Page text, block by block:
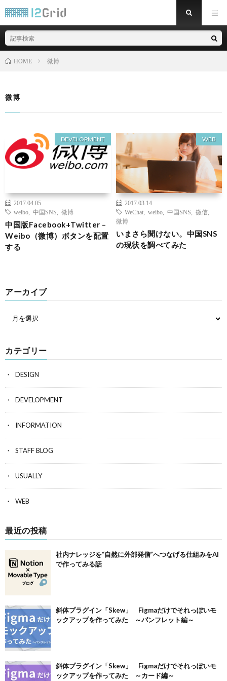
HOME 微博
微博
DEVELOPMENT
2017.04.05
weibo
中国SNS 微博
中国版Facebook+Twitter –
Weibo（微博）ボタンを配置
する
WEB
2017.03.14
WeChat
weibo 中国SNS 微信
微博
いまさら聞けない。中国SNS
の現状を調べてみた
アーカイブ
カテゴリー
DESIGN
DEVELOPMENT
INFORMATION
STAFF BLOG
USUALLY
WEB
最近の投稿
社内ナレッジを“自然に外部発信”へつなげる仕組みをAI
で作ってみる話
斜体プラグイン「Skew」 Figmaだけでそれっぽいモ
ックアップを作ってみた ～パンフレット編～
斜体プラグイン「Skew」 Figmaだけでそれっぽいモ
ックアップを作ってみた ～カード編～